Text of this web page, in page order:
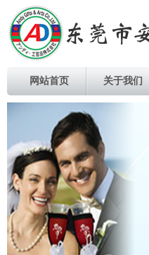
网站首页 关于我们